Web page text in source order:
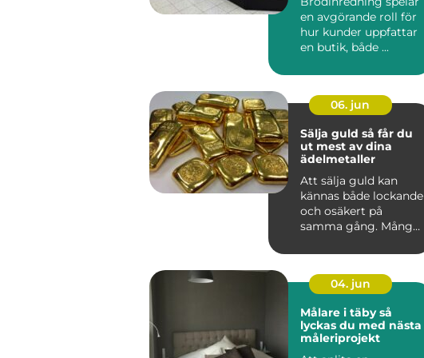
en avgörande roll för
hur kunder uppfattar
en butik, både ...
06. jun
Sälja guld så får du
ut mest av dina
ädelmetaller
Att sälja guld kan
kännas både lockande
och osäkert på
samma gång. Många
eller tac...
04. jun
Målare i täby så
lyckas du med nästa
måleriprojekt